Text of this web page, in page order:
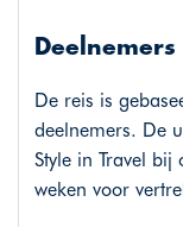
Deelnemers
De reis is
deelnemers. De
Style in Travel bij
weken voor